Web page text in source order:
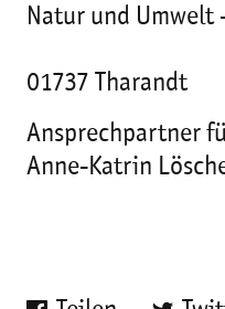
Natur und Umwelt
01737 Tharandt
Ansprechpartner
Anne-Katrin